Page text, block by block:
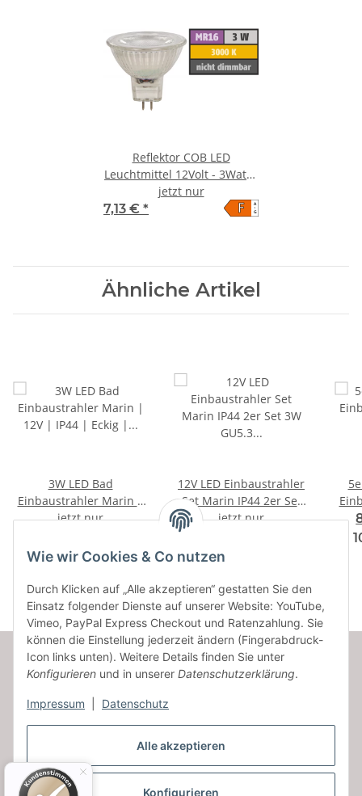
Alle akzeptieren
Konfigurieren
Wie wir Cookies & Co nutzen
Durch Klicken auf „Alle akzeptieren“ gestatten Sie den
Einsatz folgender Dienste auf unserer Website: YouTube,
Vimeo, PayPal Express Checkout und Ratenzahlung. Sie
können die Einstellung jederzeit ändern (Fingerabdruck-
Icon links unten). Weitere Details finden Sie unter
Konfigurieren und in unserer Datenschutzerklärung.
Impressum Datenschutz
Reflektor COB LED
Leuchtmittel 12Volt - 3Watt -
WARMWEISS - 230 Lumen -
Sockel Gu5.3 - 36° Lichtkegel
jetzt nur
7,13 € * A
↑
G
F
Ähnliche Artikel
3W LED Bad
Einbaustrahler Marin |
12V | IP44 | Eckig |
Ohne Transformator
jetzt nur
16,62 €*
12V LED Einbaustrahler
Set Marin IP44 2er Set
3W GU5.3 MR16 120cm
AMP Kabel inkl. Trafo
jetzt nur
53,68 €